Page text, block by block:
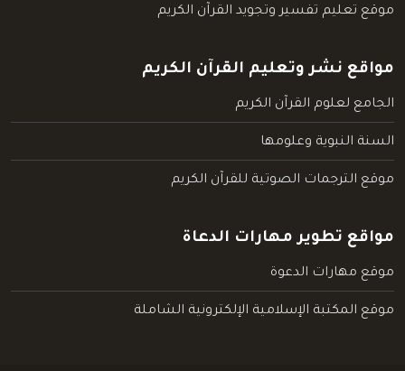
موقع تعليم تفسير وتجويد القرآن الكريم
مواقع نشر وتعليم القرآن الكريم
الجامع لعلوم القرآن الكريم
السنة النبوية وعلومها
موقع الترجمات الصوتية للقرآن الكريم
مواقع تطوير مهارات الدعاة
موقع مهارات الدعوة
موقع المكتبة الإسلامية الإلكترونية الشاملة